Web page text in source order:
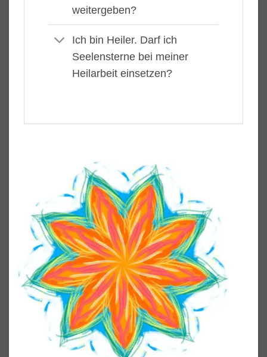
weitergeben?
Ich bin Heiler. Darf ich
Seelensterne bei meiner
Heilarbeit einsetzen?